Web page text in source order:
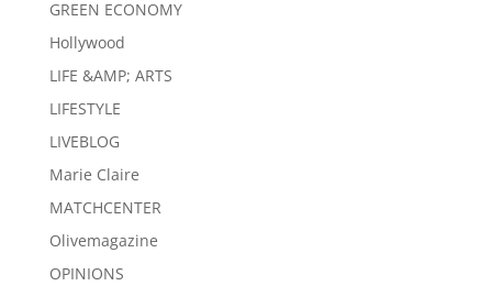
GREEN ECONOMY
Hollywood
LIFE &AMP; ARTS
LIFESTYLE
LIVEBLOG
Marie Claire
MATCHCENTER
Olivemagazine
OPINIONS